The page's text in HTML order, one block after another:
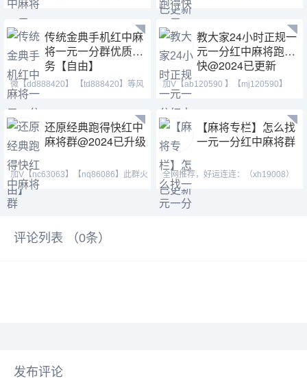
（ xh29008）【tj19008】一元一分
【tj525555】红中换三张缺
传统金典手机红中麻
将一元一分群优质服
务【自由】
微【dd888420】 【td888420】等风
也等你。喜欢打麻将
教大家24小时正规一
元一分红中麻将跑得
快@2024已更新
加V【ab120590 】【mj120590】
【tj525555】群主QQ:443
还原经典跑得快红中
麻将群@2024已升级
加V【nc63063】【nq86086】此群火
爆正规，玩法简单，随玩
【麻将专栏】怎么找
一元一分红中麻将群
全网推荐，好运连连：（xh19008）
（ xh29008）【tj19008】红中麻将
评论列表 （0条）
发布评论